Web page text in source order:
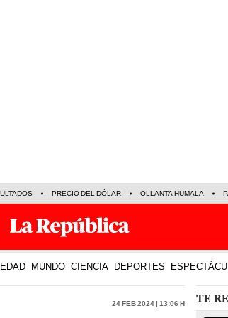
PRECIO DEL DÓLAR
MUNDO CIENCIA DEPORTES
TE